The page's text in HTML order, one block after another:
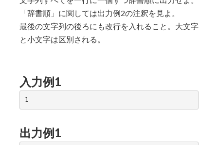
「辞書順」に関しては出力例2の注釈を見よ。
最後の文字列の後ろにも改行を入れること。大文字
と小文字は区別される。
入力例1
出力例1